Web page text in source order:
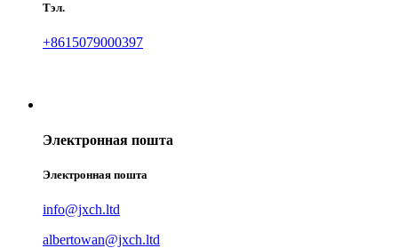
Тэл.
+8615079000397
Электронная пошта
Электронная пошта
info@jxch.ltd
albertowan@jxch.ltd